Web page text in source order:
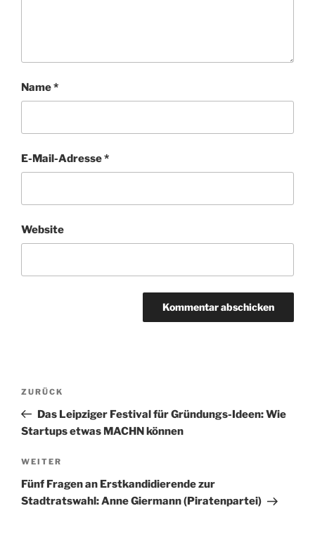
Name*
E-Mail-Adresse*
Website
Beitragsnavigation
Vorheriger
Beitrag
ZURÜCK
Das Leipziger Festival für Gründungs-Ideen: Wie
Startups etwas MACHN können
Nächster
Beitrag
WEITER
Fünf Fragen an Erstkandidierende zur
Stadtratswahl: Anne Giermann (Piratenpartei)